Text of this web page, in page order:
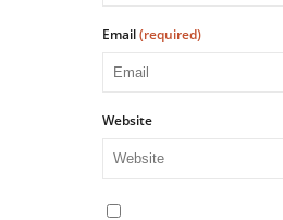
Email(required)
Website